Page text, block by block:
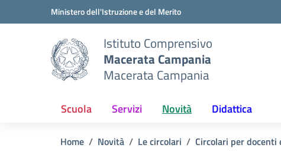
Vai ai contenuti
Vai al menu di navigazioneMinistero dell'Istruzione e del Merito
Istituto Comprensivo
Macerata Campania
Macerata Campania
Scuola Servizi Novità Didattica
Home Novità Le circolari Circolari per docenti